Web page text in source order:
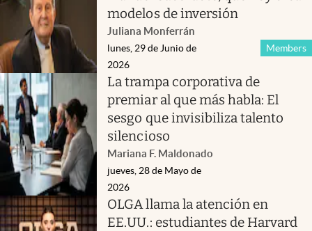
modelos de inversión
Juliana Monferrán
Members
lunes, 29 de Junio de
2026
La trampa corporativa de
premiar al que más habla: El
sesgo que invisibiliza talento
silencioso
Mariana F. Maldonado
jueves, 28 de Mayo de
2026
OLGA llama la atención en
EE.UU.: estudiantes de Harvard